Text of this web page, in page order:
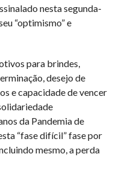
nesta segunda-
“optimismo” e
para brindes,
desejo de
e capacidade de vencer
da Pandemia de
“fase difícil” fase por
mesmo, a perda